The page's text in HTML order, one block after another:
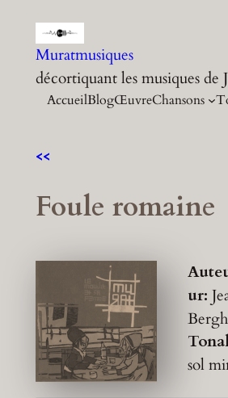
contenu
Muratmusiques
décortiquant les musiques de
AccueilBlogŒuvreChansons
<<
Foule romaine
ur:
sol